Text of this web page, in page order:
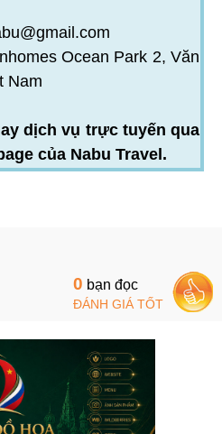
Ocean Park 2, Văn
Nam
dịch vụ trực tuyến qua
của Nabu Travel.
0 bạn đọc
ĐÁNH GIÁ TỐT